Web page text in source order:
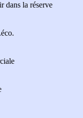
dans la réserve